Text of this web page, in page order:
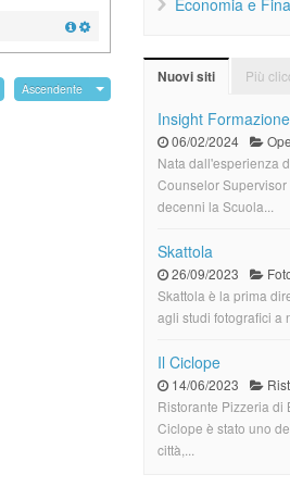
Ascendente
Economia e
Nuovi siti Più
Insight Formazione
06/02/2024
Nata dall'esperienza
Counselor Supervisor
decenni la Scuola...
Skattola
26/09/2023
Skattola è la prima
agli studi fotografici a
Il Ciclope
14/06/2023
Ristorante Pizzeria di
Ciclope è stato uno
città,...